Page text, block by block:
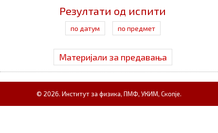
Резултати од испити
по датум по предмет
Материјали за предавања
© 2026. Институт за физика, ПМФ, УКИМ, Скопје.